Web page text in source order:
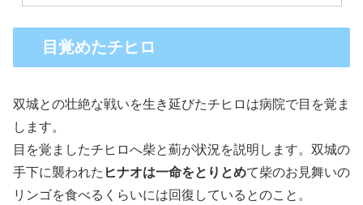
目覚めたチヒロ
双城との壮絶な戦いを生き延びたチヒロは病院で目を覚ま
します。
目を覚ましたチヒロへ柴と薊が状況を説明します。双城の
手下に襲われた ヒナオは一命をとりとめて柴のお見舞いの
リンゴを食べるくらいには回復しているとのこと。